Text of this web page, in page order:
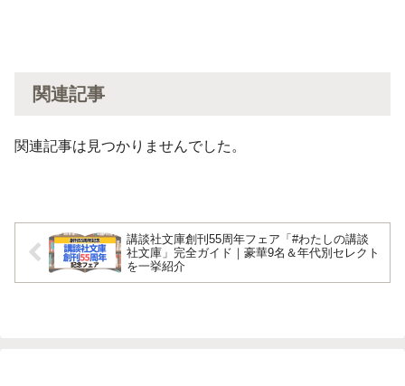
関連記事
関連記事は見つかりませんでした。
講談社文庫創刊55周年フェア「#わたしの講談
社文庫」完全ガイド｜豪華9名＆年代別セレクト
を一挙紹介